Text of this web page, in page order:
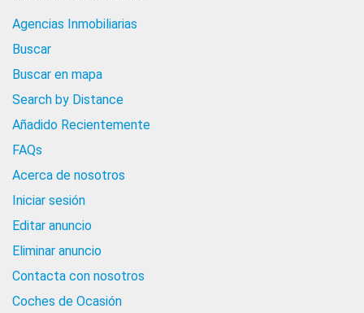
Agencias Inmobiliarias
Buscar
Buscar en mapa
Search by Distance
Añadido Recientemente
FAQs
Acerca de nosotros
Iniciar sesión
Editar anuncio
Eliminar anuncio
Contacta con nosotros
Coches de Ocasión